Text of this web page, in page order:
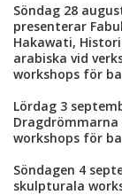
Söndag 28
presenterar
Hakawati,
arabiska vid
workshops för
Lördag 3
workshops för
Söndagen 4
skulpturala